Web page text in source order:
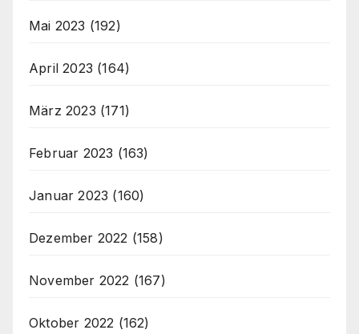
Mai 2023 (192)
April 2023 (164)
März 2023 (171)
Februar 2023 (163)
Januar 2023 (160)
Dezember 2022 (158)
November 2022 (167)
Oktober 2022 (162)